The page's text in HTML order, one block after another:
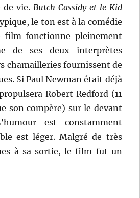
de vie. Butch Cassidy et le Kid
le ton est à la comédie
film fonctionne pleinement
de ses deux interprètes
chamailleries fournissent de
Si Paul Newman était déjà
Robert Redford (11
son compère) sur le devant
est constamment
est léger. Malgré de très
à sa sortie, le film fut un